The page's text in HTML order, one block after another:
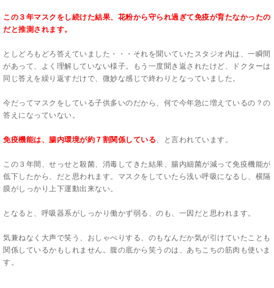
この３年マスクをし続けた結果、花粉から守られ過ぎて免疫が育たなかったの
だと推測されます。
としどろもどろ答えていました・・・それを聞いていたスタジオ内は、一瞬間
があって、よく理解していない様子。もう一度聞き返されたけど、ドクターは
同じ答えを繰り返すだけで、微妙な感じで終わりとなっていました。
今だってマスクをしている子供多いのだから、何で今年急に増えているの？の
答えになっていない。
免疫機能は、腸内環境が約７割関係している、と言われています。
この３年間、せっせと殺菌、消毒してきた結果、腸内細菌が減って免疫機能が
低下したから、だと思われます。マスクをしていたら浅い呼吸になるし、横隔
膜がしっかり上下運動出来ない。
となると、呼吸器系がしっかり働かず弱る、のも、一因だと思われます。
気兼ねなく大声で笑う、おしゃべりする、のもなんだか気が引けていたことも
関係しているかもしれません。腹の底から笑うのは、あちこちの筋肉も使いま
す。